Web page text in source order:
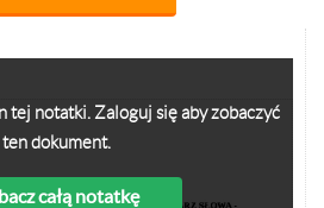
tej notatki. Zaloguj się aby zobaczyć
ten dokument.
całą notatkę